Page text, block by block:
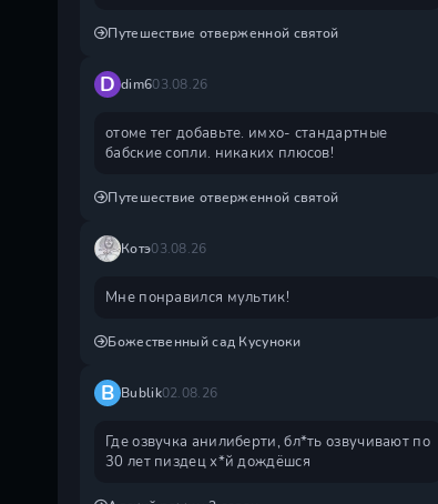
Путешествие отверженной святой
D dim603.08.26
отоме тег добавьте. имхо- стандартные
бабские сопли. никаких плюсов!
Путешествие отверженной святой
Котэ03.08.26
Мне понравился мультик!
Божественный сад Кусуноки
B Bublik02.08.26
Где озвучка анилиберти, бл*ть озвучивают по
30 лет пиздец х*й дождëшся